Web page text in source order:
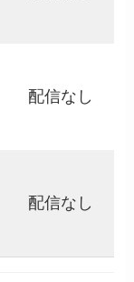
配信なし
配信なし